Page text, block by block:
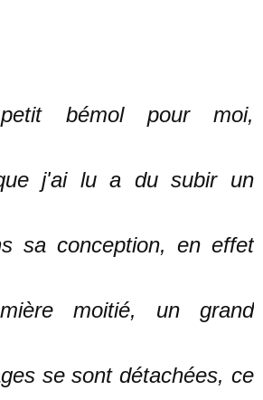
petit bémol pour moi,
j'ai lu a du subir un
sa conception, en effet
moitié, un grand
se sont détachées, ce